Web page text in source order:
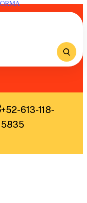
+52-613-118-
5835